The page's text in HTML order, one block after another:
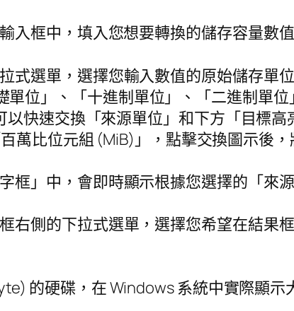
入框中，填入您想要轉換的儲存容量數
式選單，選擇您輸入數值的原始儲存單
位」、「十進制單位」、「二進制單位
以快速交換「來源單位」和下方「目標
萬比位元組 (MiB)」，點擊交換圖示後
框」中，會即時顯示根據您選擇的「來
右側的下拉式選單，選擇您希望在結果
的硬碟，在 Windows 系統中實際顯示